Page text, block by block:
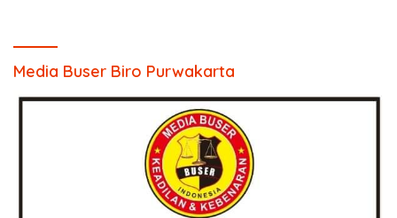
Media Buser Biro Purwakarta